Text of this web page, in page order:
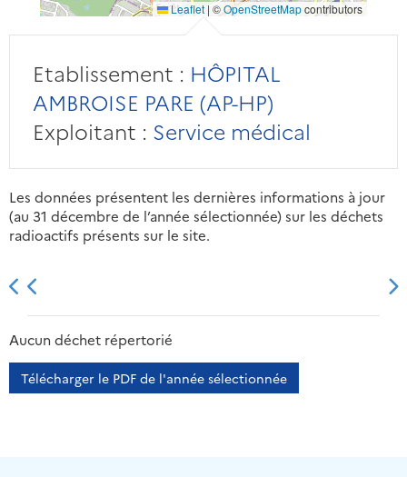
Leaflet | ©OpenStreetMapcontributors
Etablissement : HÔPITAL
AMBROISE PARE (AP-HP)
Exploitant : Service médical
Les données présentent les dernières informations à jour
(au 31 décembre de l’année sélectionnée) sur les déchets
radioactifs présents sur le site.
2013 2014
Aucun déchet répertorié
Télécharger le PDF de l'année sélectionnée